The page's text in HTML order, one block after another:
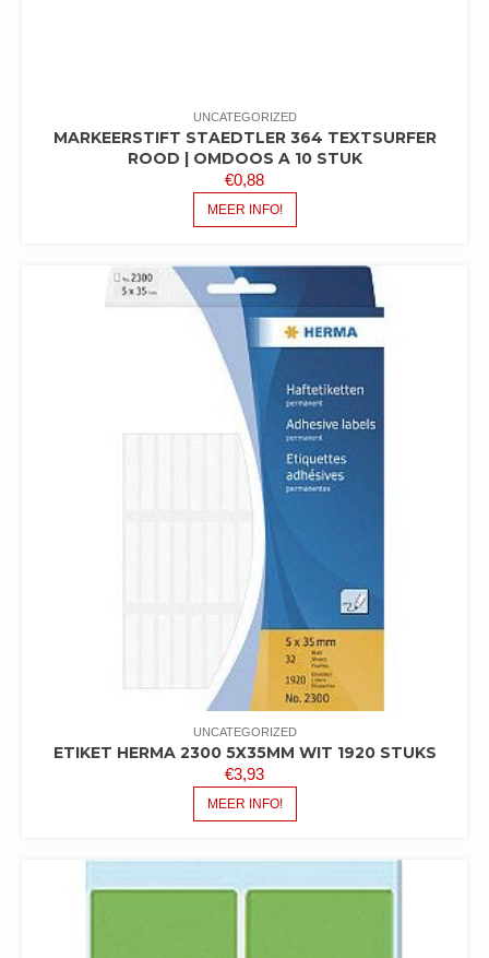
UNCATEGORIZED
MARKEERSTIFT STAEDTLER 364 TEXTSURFER
ROOD | OMDOOS A 10 STUK
€0,88
MEER INFO!
UNCATEGORIZED
ETIKET HERMA 2300 5X35MM WIT 1920 STUKS
€3,93
MEER INFO!